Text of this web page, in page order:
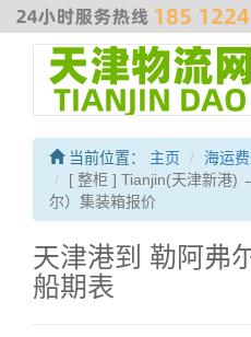
商物流、散杂货运输、危险品运
线 #最新海运费走
当前位置： 主页
海运
[ 整柜 ] Tianjin(天津新港)
尔）集装箱报价
天津港到 勒阿弗
船期表